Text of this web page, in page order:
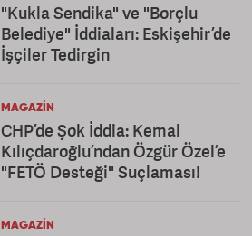
"Kukla Sendika" ve "Borçlu
Belediye" İddiaları: Eskişehir’de
İşçiler Tedirgin
MAGAZIN
CHP’de Şok İddia: Kemal
Kılıçdaroğlu’ndan Özgür Özel’e
"FETÖ Desteği" Suçlaması!
MAGAZIN